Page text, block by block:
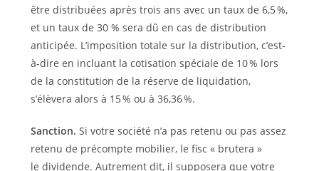
être distribuées après trois ans avec un taux de 6,5 %,
et un taux de 30 % sera dû en cas de distribution
anticipée. L’imposition totale sur la distribution, c’est-
à-dire en incluant la cotisation spéciale de 10 % lors
de la constitution de la réserve de liquidation,
s’élèvera alors à 15 % ou à 36,36 %.
Sanction. Si votre société n’a pas retenu ou pas assez
retenu de précompte mobilier, le fisc « brutera »
le dividende. Autrement dit, il supposera que votre